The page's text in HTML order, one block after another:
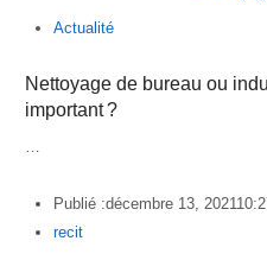
Actualité
Nettoyage de bureau ou
important ?
…
Publié :décembre 13, 2021
Author
recit